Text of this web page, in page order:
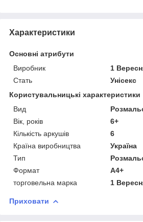
Характеристики
Основні атрибути
Виробник
1
Стать
Унісекс
Користувальницькі характеристики
Вид
Вік, років
6+
Кількість аркушів
6
Країна виробництва
Україна
Тип
Формат
А4+
торговельна марка
1
Приховати